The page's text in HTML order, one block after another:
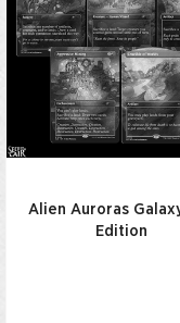
Alien Auroras
Edition